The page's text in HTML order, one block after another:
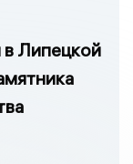
в Липецкой